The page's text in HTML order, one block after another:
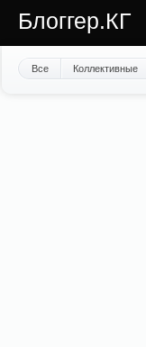
Блоггер.КГ
Все Коллективные